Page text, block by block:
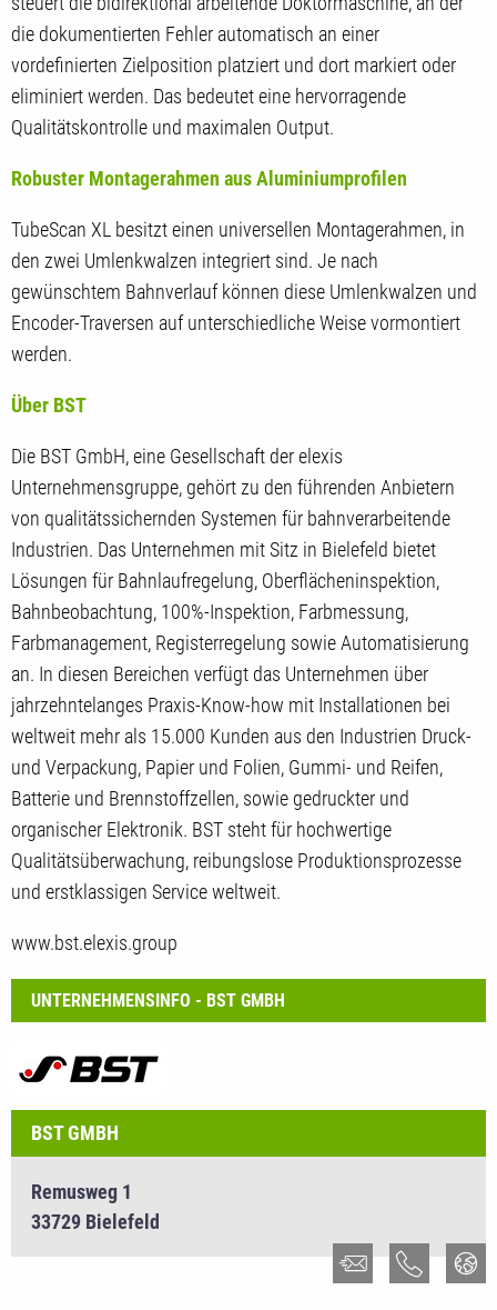
die dokumentierten Fehler automatisch an einer
vordefinierten Zielposition platziert und dort markiert oder
eliminiert werden. Das bedeutet eine hervorragende
Qualitätskontrolle und maximalen Output.
Robuster Montagerahmen aus Aluminiumprofilen
TubeScan XL besitzt einen universellen Montagerahmen, in
den zwei Umlenkwalzen integriert sind. Je nach
gewünschtem Bahnverlauf können diese Umlenkwalzen und
Encoder-Traversen auf unterschiedliche Weise vormontiert
werden.
Über BST
Die BST GmbH, eine Gesellschaft der elexis
Unternehmensgruppe, gehört zu den führenden Anbietern
von qualitätssichernden Systemen für bahnverarbeitende
Industrien. Das Unternehmen mit Sitz in Bielefeld bietet
Lösungen für Bahnlaufregelung, Oberflächeninspektion,
Bahnbeobachtung, 100%-Inspektion, Farbmessung,
Farbmanagement, Registerregelung sowie Automatisierung
an. In diesen Bereichen verfügt das Unternehmen über
jahrzehntelanges Praxis-Know-how mit Installationen bei
weltweit mehr als 15.000 Kunden aus den Industrien Druck-
und Verpackung, Papier und Folien, Gummi- und Reifen,
Batterie und Brennstoffzellen, sowie gedruckter und
organischer Elektronik. BST steht für hochwertige
Qualitätsüberwachung, reibungslose Produktionsprozesse
und erstklassigen Service weltweit.
www.bst.elexis.group
UNTERNEHMENSINFO - BST GMBH
BST GMBH
Remusweg 1
33729 Bielefeld